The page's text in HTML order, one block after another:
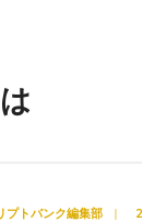
プトバンク編集部 |